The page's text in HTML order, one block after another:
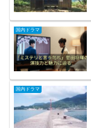
国内ドラマ
国内ドラマ